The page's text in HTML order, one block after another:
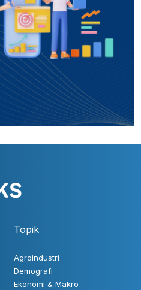
Topik
Agroindustri
Demografi
Ekonomi & Makro